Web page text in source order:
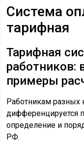
Система
тарифная
Тарифная
работников:
примеры
Работникам разных
дифференцируется
определение и
РФ.